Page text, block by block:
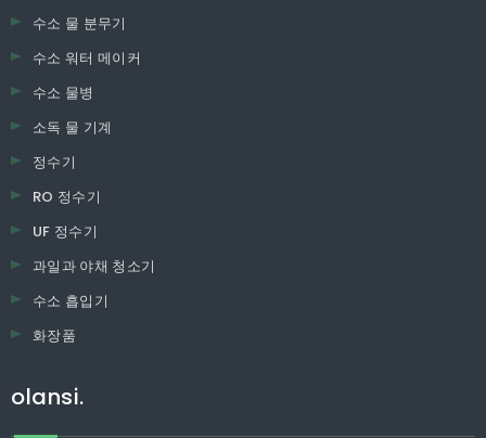
수소 물 분무기
수소 워터 메이커
수소 물병
소독 물 기계
정수기
RO 정수기
UF 정수기
과일과 야채 청소기
수소 흡입기
화장품
olansi.